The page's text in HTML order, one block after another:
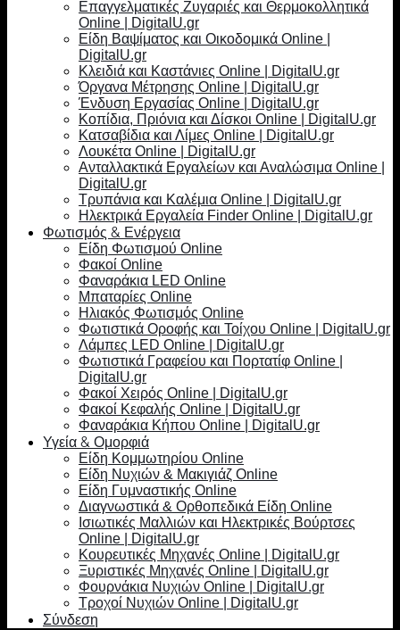
Επαγγελματικές Ζυγαριές και Θερμοκολλητικά
Online | DigitalU.gr
Είδη Βαψίματος και Οικοδομικά Online |
DigitalU.gr
Κλειδιά και Καστάνιες Online | DigitalU.gr
Όργανα Μέτρησης Online | DigitalU.gr
Ένδυση Εργασίας Online | DigitalU.gr
Κοπίδια, Πριόνια και Δίσκοι Online | DigitalU.gr
Κατσαβίδια και Λίμες Online | DigitalU.gr
Λουκέτα Online | DigitalU.gr
Ανταλλακτικά Εργαλείων και Αναλώσιμα Online |
DigitalU.gr
Τρυπάνια και Καλέμια Online | DigitalU.gr
Ηλεκτρικά Εργαλεία Finder Online | DigitalU.gr
Φωτισμός & Ενέργεια
Είδη Φωτισμού Online
Φακοί Online
Φαναράκια LED Online
Μπαταρίες Online
Ηλιακός Φωτισμός Online
Φωτιστικά Οροφής και Τοίχου Online | DigitalU.gr
Λάμπες LED Online | DigitalU.gr
Φωτιστικά Γραφείου και Πορτατίφ Online |
DigitalU.gr
Φακοί Χειρός Online | DigitalU.gr
Φακοί Κεφαλής Online | DigitalU.gr
Φαναράκια Κήπου Online | DigitalU.gr
Υγεία & Ομορφιά
Είδη Κομμωτηρίου Online
Είδη Νυχιών & Μακιγιάζ Online
Είδη Γυμναστικής Online
Διαγνωστικά & Ορθοπεδικά Είδη Online
Ισιωτικές Μαλλιών και Ηλεκτρικές Βούρτσες
Online | DigitalU.gr
Κουρευτικές Μηχανές Online | DigitalU.gr
Ξυριστικές Μηχανές Online | DigitalU.gr
Φουρνάκια Νυχιών Online | DigitalU.gr
Τροχοί Νυχιών Online | DigitalU.gr
Σύνδεση